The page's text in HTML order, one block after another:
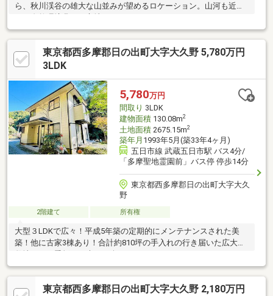
ら、秋川渓谷の雄大な山並みが望めるロケーション。山河も近
東京都西多摩郡日の出町大字大久野 5,780万円
3LDK
5,780万円
間取り 3LDK
建物面積130.08m2
土地面積2675.15m2
築年月 1993年5月(築33年4ヶ月)
五日市線 武蔵五日市駅 バス4分/
「多摩聖地霊園前」バス停 停歩14分
東京都西多摩郡日の出町大字大久
野
2階建て 所有権
大型３LDKで広々！平成5年築の定期的にメンテナンスされた美
築！他に古家3棟あり！合計約810坪の手入れの行き届いた広大な
東京都西多摩郡日の出町大字大久野 2,180万円